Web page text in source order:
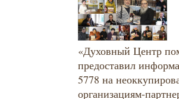
«Духовный Центр
предоставил
5778 на
организациям-